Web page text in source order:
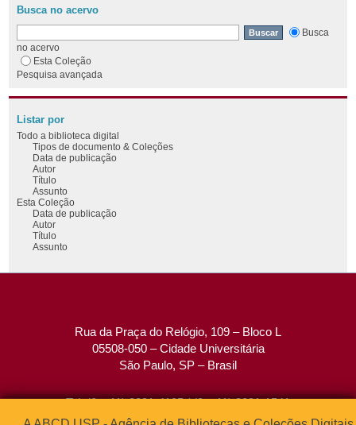
Busca no acervo
Busca
no acervo
Esta Coleção
Pesquisa avançada
Listar por
Todo a biblioteca digital
Tipos de documento & Coleções
Data de publicação
Autor
Título
Assunto
Esta Coleção
Data de publicação
Autor
Título
Assunto
Rua da Praça do Relógio, 109 – Bloco L
05508-050 – Cidade Universitária
São Paulo, SP – Brasil
Tel: (0xx11) 3091-4195 / (0xx11) 3091-1541
Fax: (0xx11) 3091-1567